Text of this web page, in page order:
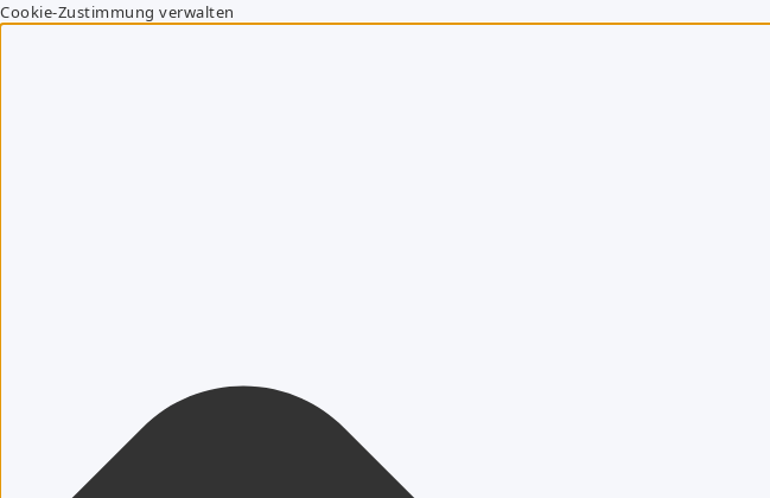
Cookie-Zustimmung verwalten